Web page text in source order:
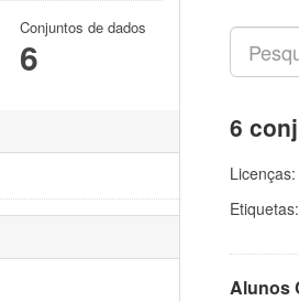
Conjuntos de dados
6
6
Licenças:
Etiquetas:
Alunos